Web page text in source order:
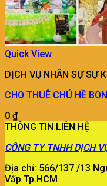
Quick View
DỊCH VỤ NHÂN SỰ SỰ
CHO THUÊ CHÚ HỀ
0 ₫
THÔNG TIN LIÊN HỆ
CÔNG TY TNHH DỊCH
Địa chỉ: 566/137 /13
Vấp Tp.HCM